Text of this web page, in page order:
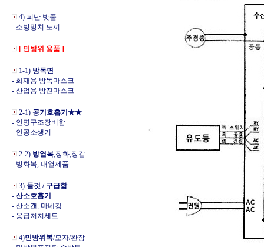
4) 피난 밧줄
- 소방망치 도끼
[ 민방위 용품 ]
1-1) 방독면
- 화재용 방독마스크
- 산업용 방진마스크
2-1) 공기호흡기★★
- 인명구조장비함
- 인공소생기
2-2) 방열복,장화,장갑
- 방화복, 내열제품
3) 들것 / 구급함
- 산소호흡기
- 산소캔, 마네킹
- 응급처치세트
4)민방위복/모자/완장